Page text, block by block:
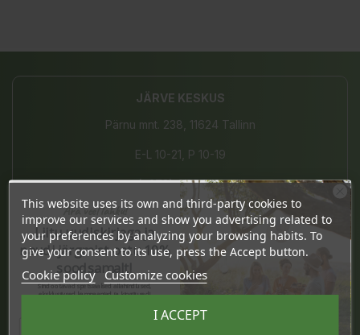
JÄRVE KESKUS
Pärnu mnt. 238, 11624 Tallinn
E-L 10-21, P 10-19
(+372) 677 8211
info@bio4you.eu
TARTU KVARTAL
This website uses its own and third-party cookies to
improve our services and show you advertising related to
your preferences by analyzing your browsing habits. To
give your consent to its use, press the Accept button.
Cookie policy Customize cookies
I ACCEPT
Ära veel lahku!
Liitu uudiskirjaga ja
naudi järgmist ostu 10%
soodsamalt!
Sind ootavad spetsiaalsed allahindlused,
eksklusiivsed kampaaniad ja kingitused!